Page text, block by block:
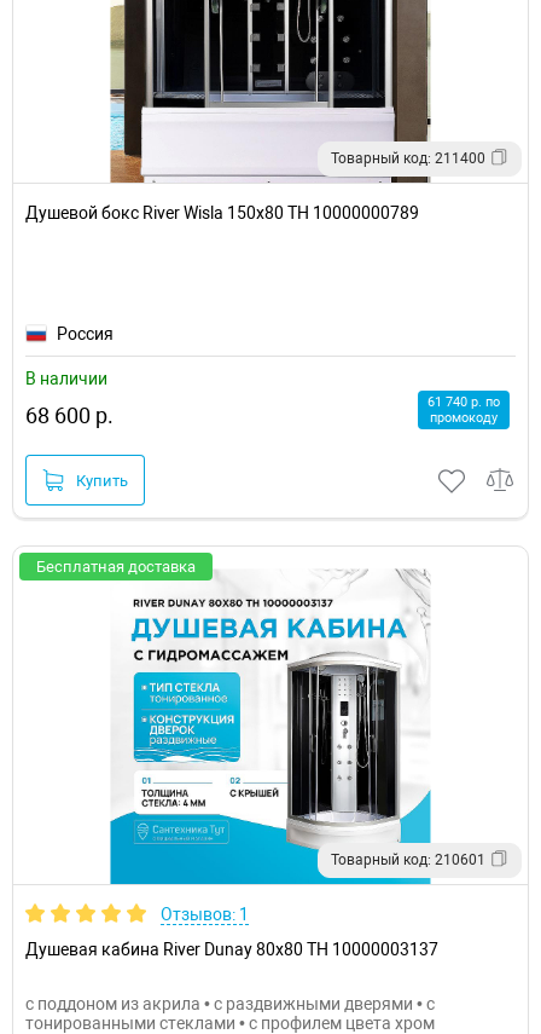
Товарный код: 211400
Душевой бокс River Wisla 150x80 ТН 10000000789
Россия
В наличии
68 600 р.
61 740 р. по
промокоду
Купить
Бесплатная доставка
Товарный код: 210601
Отзывов: 1
Душевая кабина River Dunay 80x80 ТН 10000003137
с поддоном из акрила • с раздвижными дверями • с
тонированными стеклами • с профилем цвета хром